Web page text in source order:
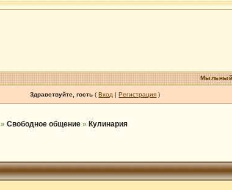
Мыльный
Здравствуйте, гость (Вход |Регистрация )
»Свободное общение » Кулинария